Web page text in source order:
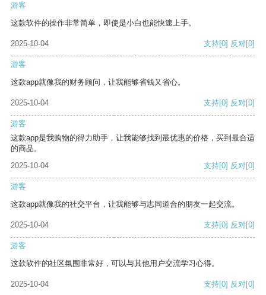
游客
这款软件的操作非常简单，即使是小白也能快速上手。
2025-10-04 支持[0] 反对[0]
游客
这款app就像我的财务顾问，让我能够省钱又省心。
2025-10-04 支持[0] 反对[0]
游客
这款app是我购物的得力助手，让我能够找到最优惠的价格，买到最合适
的商品。
2025-10-04
支持[0] 反对[0]
游客
这款app就像我的社交平台，让我能够与志同道合的朋友一起交流。
2025-10-04 支持[0] 反对[0]
游客
这款软件的社区氛围非常好，可以与其他用户交流学习心得。
2025-10-04 支持[0] 反对[0]